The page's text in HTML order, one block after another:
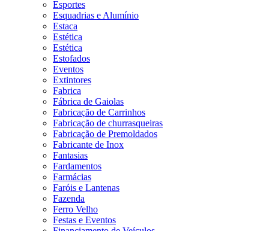
Esportes
Esquadrias e Alumínio
Estaca
Estética
Estética
Estofados
Eventos
Extintores
Fabrica
Fábrica de Gaiolas
Fabricação de Carrinhos
Fabricação de churrasqueiras
Fabricação de Premoldados
Fabricante de Inox
Fantasias
Fardamentos
Farmácias
Faróis e Lantenas
Fazenda
Ferro Velho
Festas e Eventos